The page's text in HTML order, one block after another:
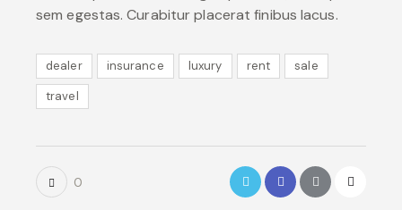
sem egestas. Curabitur placerat finibus lacus.
dealer insurance luxury rent
sale
travel
0